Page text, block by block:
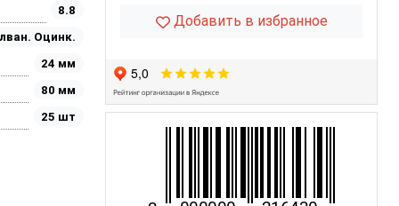
8.8
Оцинк.
24 мм
80 мм
25 шт
Добавить в избранное